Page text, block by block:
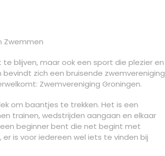
Zwemmen
blijven, maar ook een sport die plezier en
zich een bruisende zwemvereniging
Zwemvereniging Groningen.
om baantjes te trekken. Het is een
trainen, wedstrijden aangaan en elkaar
beginner bent die net begint met
is voor iedereen wel iets te vinden bij